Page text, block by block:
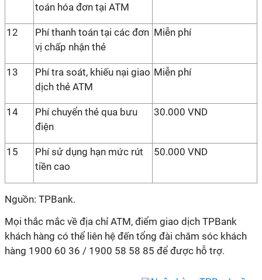
toán hóa đơn tại ATM
12
Phí thanh toán tại các đơn
vị chấp nhận thẻ
Miễn phí
13
Phí tra soát, khiếu nại giao
dịch thẻ ATM
Miễn phí
14
Phí chuyển thẻ qua bưu
điện
30.000 VND
15
Phí sử dụng hạn mức rút
tiền cao
50.000 VND
Nguồn: TPBank.
Mọi thắc mắc về địa chỉ ATM, điểm giao dịch TPBank
khách hàng có thể liên hệ đến tổng đài chăm sóc khách
hàng 1900 60 36 / 1900 58 58 85 để được hỗ trợ.